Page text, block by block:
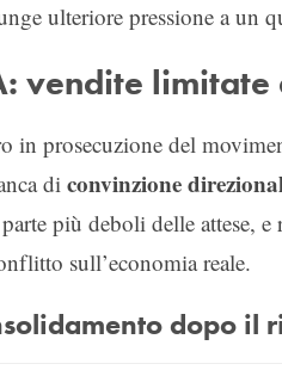
ulteriore pressione a un
vendite
in prosecuzione del
diconvinzione
più deboli delle attese,
sull’economia reale.
dopo il